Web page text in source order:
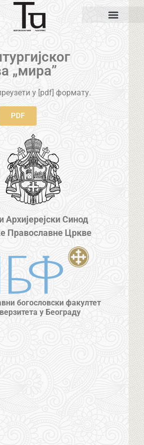
„мира”
у [pdf] формату.
PDF
Архијерејски Синод
Православне Цркве
богословски факултет
у Београду